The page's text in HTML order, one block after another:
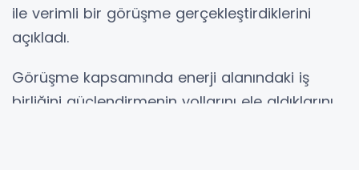
ile verimli bir görüşme gerçekleştirdiklerini
açıkladı.
Görüşme kapsamında enerji alanındaki iş
birliğini güçlendirmenin yollarını ele aldıklarını